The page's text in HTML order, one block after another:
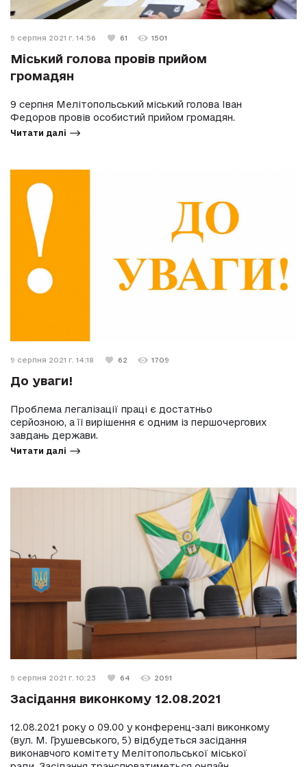
9 серпня 2021 г. 14:56 61 1501
Міський голова провів прийом
громадян
9 серпня Мелітопольський міський голова Іван
Федоров провів особистий прийом громадян.
Читати далі
9 серпня 2021 г. 14:18 62 1709
До уваги!
Проблема легалізації праці є достатньо
серйозною, а її вирішення є одним із першочергових
завдань держави.
Читати далі
9 серпня 2021 г. 10:23 64 2091
Засідання виконкому 12.08.2021
12.08.2021 року о 09.00 у конференц-залі виконкому
(вул. М. Грушевського, 5) відбудеться засідання
виконавчого комітету Мелітопольської міської